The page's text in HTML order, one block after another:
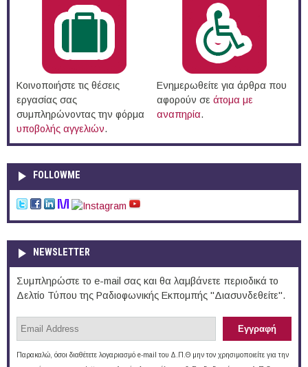
Κοινοποιήστε τις θέσεις
εργασίας σας
συμπληρώνοντας την φόρμα
υποβολής αγγελιών.
Ενημερωθείτε για άρθρα που
αφορούν σε άτομα με
αναπηρία.
FOLLOWME
NEWSLETTER
Συμπληρώστε το e-mail σας και θα λαμβάνετε περιοδικά το
Δελτίο Τύπου της Ραδιοφωνικής Εκπομπής "Διασυνδεθείτε".
Παρακαλώ, όσοι διαθέτετε λογαριασμό e-mail του Δ.Π.Θ μην τον χρησιμοποιείτε για την